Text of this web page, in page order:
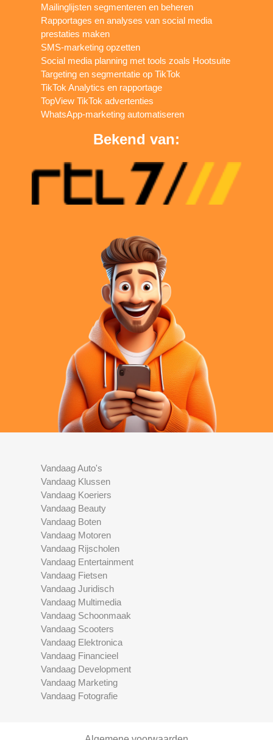
Mailinglijsten segmenteren en beheren
Rapportages en analyses van social media
prestaties maken
SMS-marketing opzetten
Social media planning met tools zoals Hootsuite
Targeting en segmentatie op TikTok
TikTok Analytics en rapportage
TopView TikTok advertenties
WhatsApp-marketing automatiseren
Bekend van:
Vandaag Auto's
Vandaag Klussen
Vandaag Koeriers
Vandaag Beauty
Vandaag Boten
Vandaag Motoren
Vandaag Rijscholen
Vandaag Entertainment
Vandaag Fietsen
Vandaag Juridisch
Vandaag Multimedia
Vandaag Schoonmaak
Vandaag Scooters
Vandaag Elektronica
Vandaag Financieel
Vandaag Development
Vandaag Marketing
Vandaag Fotografie